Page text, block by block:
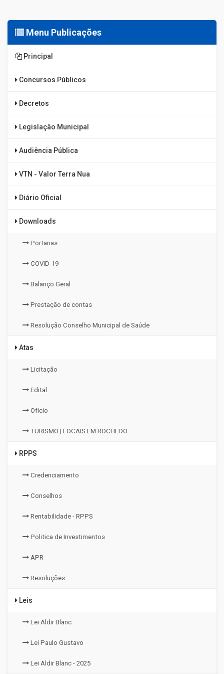
Menu Publicações
Principal
Concursos Públicos
Decretos
Legislação Municipal
Audiência Pública
VTN - Valor Terra Nua
Diário Oficial
Downloads
Portarias
COVID-19
Balanço Geral
Prestação de contas
Resolução Conselho Municipal de Saúde
Atas
Licitação
Edital
Ofício
TURISMO | LOCAIS EM ROCHEDO
RPPS
Credenciamento
Conselhos
Rentabilidade - RPPS
Politica de Investimentos
APR
Resoluções
Leis
Lei Aldir Blanc
Lei Paulo Gustavo
Lei Aldir Blanc - 2025